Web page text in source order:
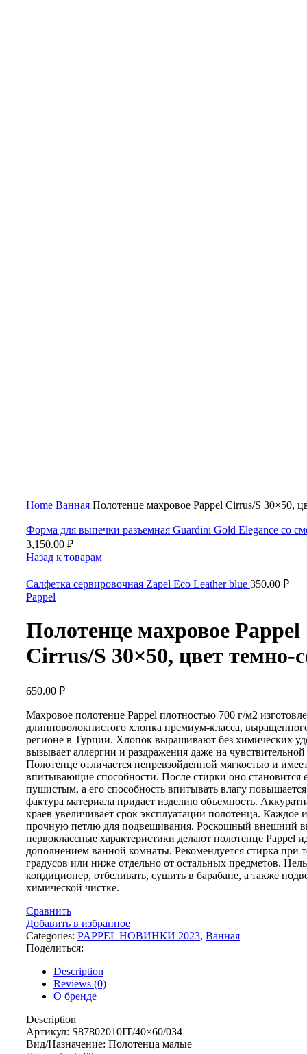
Home Ванная Полотенце махровое Pappel Cirrus/S 30×50,
Форма для выпечки разъемная Guardini Gold Elegance со
3,150.00 ₽
Назад к товарам
Салфетка сервировочная Zapel Eco Leather blue 350.00 ₽
Pappel
Полотенце махровое Pappel
Cirrus/S 30×50, цвет темно-
650.00 ₽
Махровое полотенце Pappel плотностью 700 г/м2
длинноволокнистого хлопка премиум-класса,
регионе в Турции. Хлопок выращивают без химических
вызывает аллергии и раздражения даже на
Полотенце отличается непревзойденной мягкостью и
впитывающие способности. После стирки оно становится
пушистым, а его способность впитывать влагу
фактура материала придает изделию объемность.
краев увеличивает срок эксплуатации полотенца. Каждое
прочную петлю для подвешивания. Роскошный внешний
первоклассные характеристики делают полотенце Pappel
дополнением ванной комнаты. Рекомендуется стирка при
градусов или ниже отдельно от остальных предметов.
кондиционер, отбеливать, сушить в барабане, а также
химической чистке.
Сравнить
Добавить в избранное
Categories: PAPPEL НОВИНКИ 2023, Ванная
Поделиться:
Description
Reviews (0)
О бренде
Description
Артикул: S87802010IT/40×60/034
Вид/Назначение: Полотенца малые